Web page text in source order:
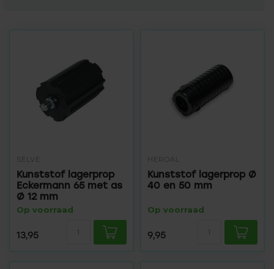
SELVE
Kunststof lagerprop
Eckermann 65 met as
Ø 12 mm
Op voorraad
13,95
HEROAL
Kunststof lagerprop Ø
40 en 50 mm
Op voorraad
9,95